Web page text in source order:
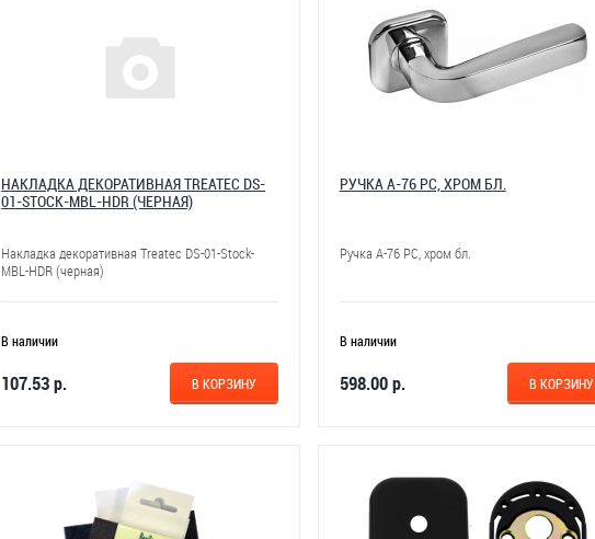
НАКЛАДКА ДЕКОРАТИВНАЯ TREATEC DS-
01-STOCK-MBL-HDR (ЧЕРНАЯ)
Накладка декоративная Treatec DS-01-Stock-
MBL-HDR (черная)
В наличии
107.53 р. В КОРЗИНУ
РУЧКА А-76 РС, ХРОМ БЛ.
Ручка А-76 РС, хром бл.
В наличии
598.00 р. В КОРЗИНУ